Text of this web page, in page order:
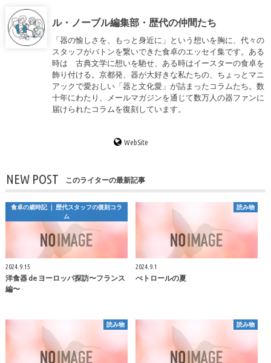
ル・ノーブル編集部・歴代の仲間たち
「器の愉しさを、もっと身近に」という想いを胸に、代々の
スタッフがバトンを繋いできた食卓のエッセイ集です。ある
時は 古典文学に想いを馳せ、ある時はイースターの食卓を
飾り付ける。京都発、器が大好きな私たちの、ちょっとマニ
アックで愛おしい「器と文化愛」が詰まったコラムたち。数
十年にわたり、メールマガジンを通じて数万人の器ファンに
届けられたコラムを復刻しています。
WebSite
NEW POST このライターの最新記事
食卓の歳時記 ｜ 歴代スタッフの復刻コラ
ム
2024.9.15
洋食器 de ヨーロッパ探訪〜フランス
編〜
読み物
2024.9.1
ぺトロールの夏
読み物 読み物